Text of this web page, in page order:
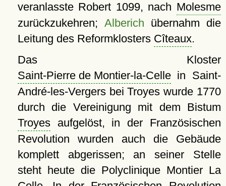
veranlasste Robert 1099, nach Molesme
zurückzukehren; Alberich übernahm die
Leitung des Reformklosters Cîteaux.
Das Kloster
Saint-Pierre de Montier-la-Cellein Saint-
André-les-Vergers bei Troyes wurde 1770
durch die Vereinigung mit dem Bistum
Troyesaufgelöst, in der Französischen
Revolution wurden auch die Gebäude
komplett abgerissen; an seiner Stelle
steht heute die Polyclinique Montier La